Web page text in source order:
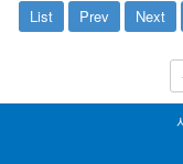
List Prev Next